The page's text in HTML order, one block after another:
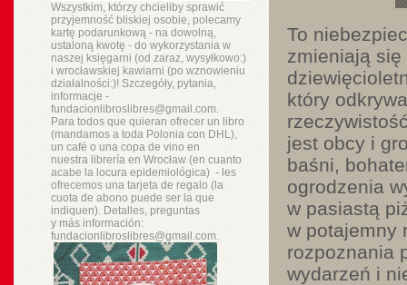
Wszystkim, którzy chcieliby sprawić
przyjemność bliskiej osobie, polecamy
kartę podarunkową - na dowolną,
ustaloną kwotę - do wykorzystania w
naszej księgarni (od zaraz, wysyłkowo:)
i wrocławskiej kawiarni (po wznowieniu
działalności:)! Szczegóły, pytania,
informacje -
fundacionlibroslibres@gmail.com.
Para todos que quieran ofrecer un libro
(mandamos a toda Polonia con DHL),
un café o una copa de vino en
nuestra libreríaen Wrocław (en cuanto
acabe la locura epidemiológica) - les
ofrecemos una tarjeta de regalo (la
cuota de abono puede ser la que
indiquen). Detalles, preguntas
y másinformación:
fundacionlibroslibres@gmail.com.
To
zmieniają
który
jest obcy i
baśni,
ogrodzenia
w pasiastą
w potajemny
rozpoznania
wydarzeń i